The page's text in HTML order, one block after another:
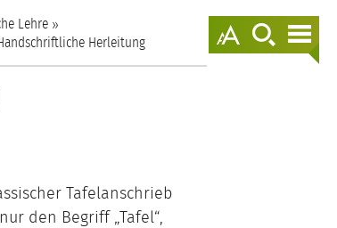
anzeigen
zur
Suche
springen
Lehre
Herleitung
Tafelanschrieb
den Begriff „Tafel“,